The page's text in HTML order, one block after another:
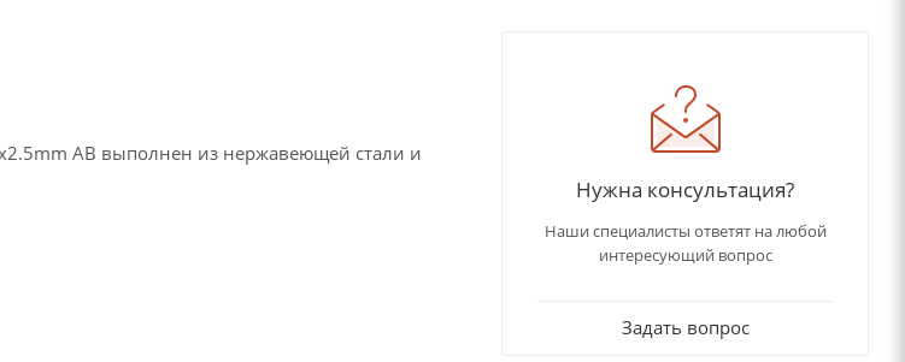
AB выполнен из нержавеющей стали и
Нужна консультация?
Наши специалисты ответят на любой
интересующий вопрос
Задать вопрос